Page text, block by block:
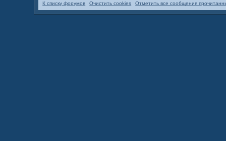
К списку форумов Очистить cookies Отметить все сообщения